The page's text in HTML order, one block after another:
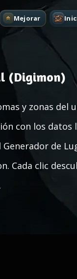
Mejorar
(Digimon)
y zonas del
con los datos
de
Cada clic